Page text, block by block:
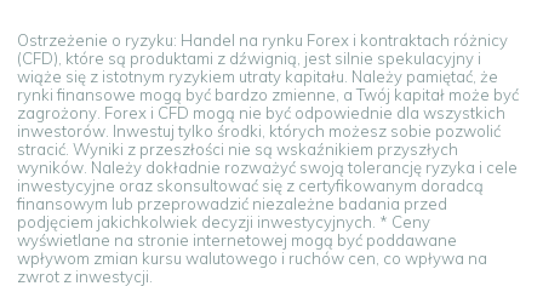
Ostrzeżenie o ryzyku: Handel na rynku Forex i kontraktach różnicy
(CFD), które są produktami z dźwignią, jest silnie spekulacyjny i
wiąże się z istotnym ryzykiem utraty kapitału. Należy pamiętać, że
rynki finansowe mogą być bardzo zmienne, a Twój kapitał może być
zagrożony. Forex i CFD mogą nie być odpowiednie dla wszystkich
inwestorów. Inwestuj tylko środki, których możesz sobie pozwolić
stracić. Wyniki z przeszłości nie są wskaźnikiem przyszłych
wyników. Należy dokładnie rozważyć swoją tolerancję ryzyka i cele
inwestycyjne oraz skonsultować się z certyfikowanym doradcą
finansowym lub przeprowadzić niezależne badania przed
podjęciem jakichkolwiek decyzji inwestycyjnych. * Ceny
wyświetlane na stronie internetowej mogą być poddawane
wpływom zmian kursu walutowego i ruchów cen, co wpływa na
zwrot z inwestycji.